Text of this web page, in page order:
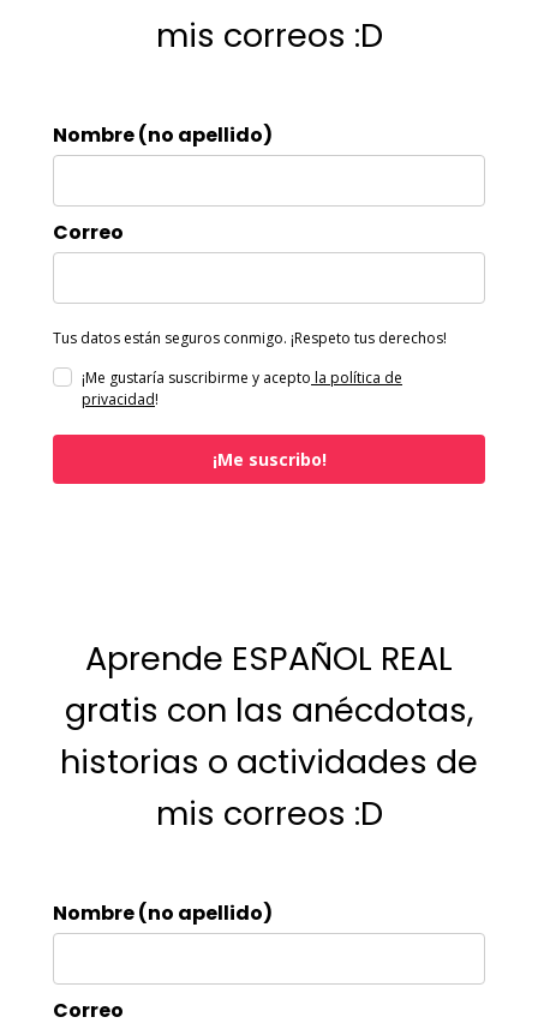
mis correos :D
Nombre (no apellido)
Correo
Tus datos están seguros conmigo. ¡Respeto tus derechos!
¡Me gustaría suscribirme y acepto la política de
privacidad!
¡Me suscribo!
Aprende ESPAÑOL REAL
gratis con las anécdotas,
historias o actividades de
mis correos :D
Nombre (no apellido)
Correo